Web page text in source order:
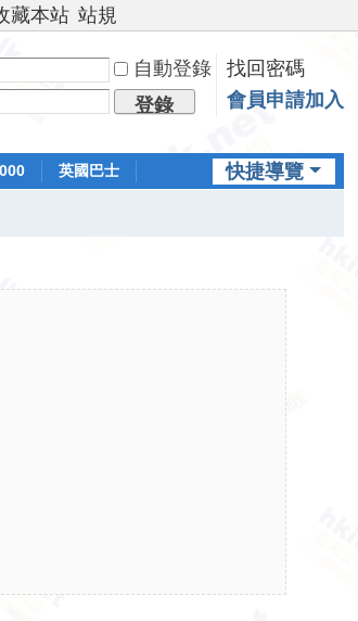
藏本站 站規
自動登錄
找回密碼
登錄 會員申請加入
快捷導覽
英國巴士